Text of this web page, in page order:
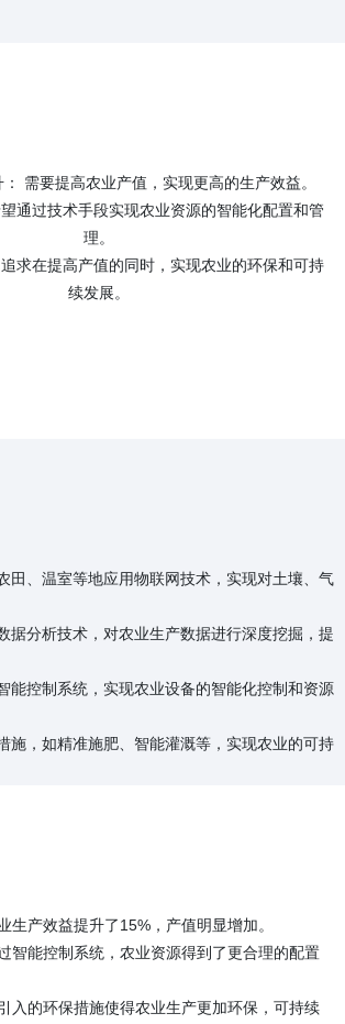
需要提高农业产值，实现更高的生产效益。
通过技术手段实现农业资源的智能化配置和管
理。
求在提高产值的同时，实现农业的环保和可持
续发展。
田、温室等地应用物联网技术，实现对土壤、气
据分析技术，对农业生产数据进行深度挖掘，提
能控制系统，实现农业设备的智能化控制和资源
施，如精准施肥、智能灌溉等，实现农业的可持
生产效益提升了15%，产值明显增加。
智能控制系统，农业资源得到了更合理的配置
入的环保措施使得农业生产更加环保，可持续